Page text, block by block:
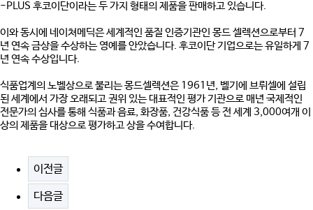
-PLUS 후코이단이라는 두 가지 형태의 제품을 판매하고 있습니다.
이와 동시에 네이쳐메딕은 세계적인 품질 인증기관인 몽드 셀렉션으로부터 7
년 연속 금상을 수상하는 영예를 안았습니다. 후코이단 기업으로는 유일하게 7
년 연속 수상입니다.
식품업계의 노벨상으로 불리는 몽드셀렉션은 1961년, 벨기에 브뤼셀에 설립
된 세계에서 가장 오래되고 권위 있는 대표적인 평가 기관으로 매년 국제적인
전문가의 심사를 통해 식품과 음료, 화장품, 건강식품 등 전 세계 3,000여개 이
상의 제품을 대상으로 평가하고 상을 수여합니다.
이전글
다음글